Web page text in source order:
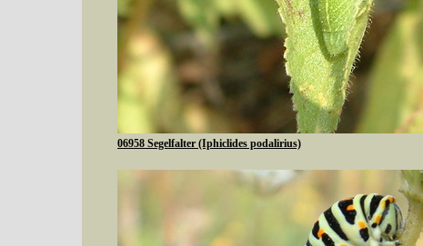
06958 Segelfalter (Iphiclides podalirius)